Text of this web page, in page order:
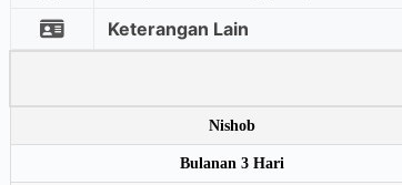
Keterangan Lain
Nishob
Bulanan 3 Hari